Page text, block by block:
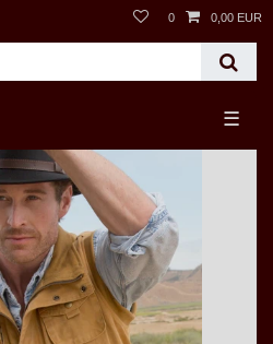
0 0,00 EUR
☰